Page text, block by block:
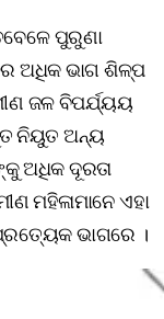
ପୁରୁଣା
ଅଧିକ ଭାଗ ଶିଳ୍ପ
ଜଳ ବିପର୍ଯ୍ୟୟ
ନିୟୁତ ଅନ୍ୟ
ଅଧିକ ଦୂରତା
ମହିଳାମାନେ ଏହା
ଭାଗରେ ।